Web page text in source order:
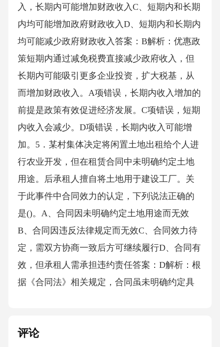
入，长期内可能增加财政收入C、短期内和长期
内均可能增加政府财政收入D、短期内和长期内
均可能减少政府财政收入答案：B解析：优惠政
策短期内通过减免税费直接减少政府收入，但
长期内可能吸引更多企业投资，扩大税基，从
而增加财政收入。A项错误，长期内收入增加的
前提是政策有效促进经济发展。C项错误，短期
内收入会减少。D项错误，长期内收入可能增
加。5．某村集体决定将闲置土地出租给个人进
行农业开发，但在租赁合同中未明确约定土地
用途。后承租人擅自将土地用于建设工厂。关
于此事件中合同效力的认定，下列说法正确的
是()。A、合同因未明确约定土地用途而无效
B、合同因违反法律规定而无效C、合同效力待
定，需双方协商一致后方可继续履行D、合同有
效，但承租人需承担违约责任答案：D解析：根
据《合同法》相关规定，合同虽未明确约定具
承担违约责任。A项错误，未明确约定条款不影
评论